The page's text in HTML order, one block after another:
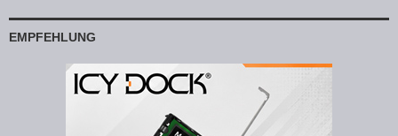
EMPFEHLUNG